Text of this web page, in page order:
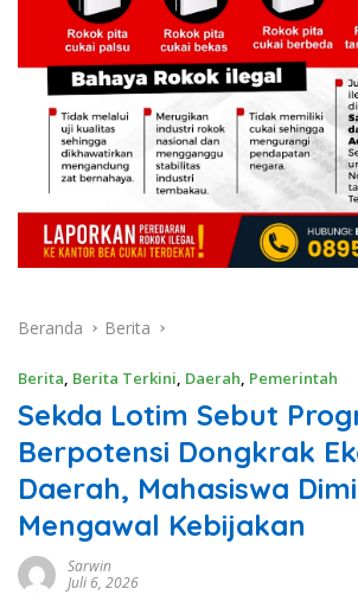
Beranda Berita
Berita, Berita Terkini, Daerah, Pemerintah
Sekda Lotim Sebut
Berpotensi Dongkrak
Daerah, Mahasiswa
Mengawal Kebijakan
Sarwin
Juli 6, 2026